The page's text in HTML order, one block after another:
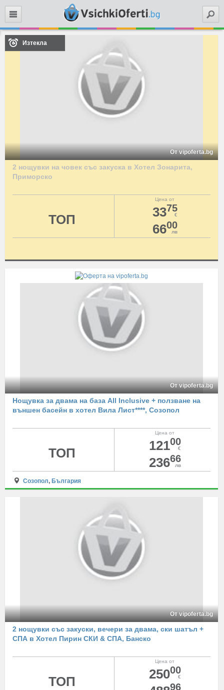
Изтекла
От vipoferta.bg
2 нощувки на човек със закуска в Хотел Зонарита,
Приморско
Цена от
3375
€
6600
лв
ТОП
От vipoferta.bg
Нощувка за двама на база All Inclusive + ползване на
външен басейн в хотел Вила Лист****, Созопол
Цена от
12100
€
23666
лв
ТОП
Созопол, България
От vipoferta.bg
2 нощувки със закуски, вечери за двама, ски шатъл +
СПА в Хотел Пирин СКИ & СПА, Банско
Цена от
25000
€
96
ТОП